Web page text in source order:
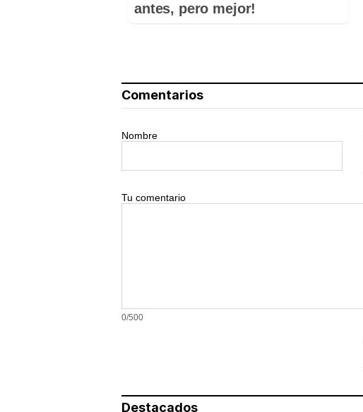
antes, pero mejor!
Comentarios
Nombre
Tu comentario
0/500
Destacados